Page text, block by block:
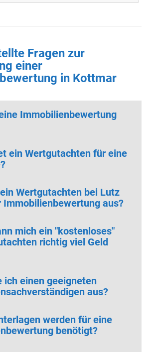
Fragen zur
einer
in Kottmar
Immobilienbewertung
ein Wertgutachten für eine
Wertgutachten bei Lutz
Immobilienbewertung aus?
mich ein "kostenloses"
richtig viel Geld
ich einen geeigneten
aus?
werden für eine
benötigt?